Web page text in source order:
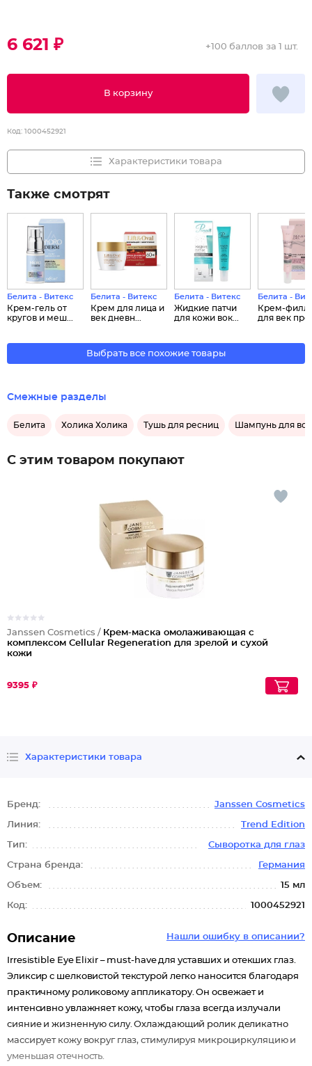
6 621 ₽
В корзину
+100 баллов за 1 шт.
Код: 1000452921
Характеристики товара
Также смотрят
Белита - Витекс
Крем-гель от
кругов и меш...
Белита - Витекс
Крем для лица и
век дневн...
Белита - Витекс
Жидкие патчи
для кожи вок...
Белита -
Крем-
для век
Выбрать все похожие товары
Смежные разделы
Белита Холика Холика Тушь для ресниц Шампунь для
С этим товаром покупают
Janssen Cosmetics / Крем-маска омолаживающая с
комплексом Cellular Regeneration для зрелой и сухой
кожи
9395 ₽
Характеристики товара
Бренд: Janssen Cosmetics
Линия: Trend Edition
Тип: Сыворотка для глаз
Страна бренда: Германия
Объем: 15 мл
Код: 1000452921
Нашли ошибку в описании?
Описание
Irresistible Eye Elixir – must-have для уставших и отекших глаз.
Эликсир с шелковистой текстурой легко наносится благодаря
практичному роликовому аппликатору. Он освежает и
интенсивно увлажняет кожу, чтобы глаза всегда излучали
сияние и жизненную силу. Охлаждающий ролик деликатно
массирует кожу вокруг глаз, стимулируя микроциркуляцию и
уменьшая отечность.